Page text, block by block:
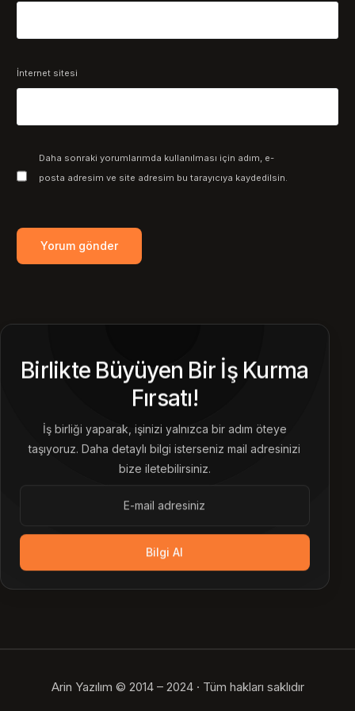
İnternet sitesi
Daha sonraki yorumlarımda kullanılması için adım, e-
posta adresim ve site adresim bu tarayıcıya kaydedilsin.
Birlikte Büyüyen Bir İş Kurma
Fırsatı!
İş birliği yaparak, işinizi yalnızca bir adım öteye
taşıyoruz. Daha detaylı bilgi isterseniz mail adresinizi
bize iletebilirsiniz.
Bilgi Al
Arin Yazılım © 2014 – 2024 · Tüm hakları saklıdır